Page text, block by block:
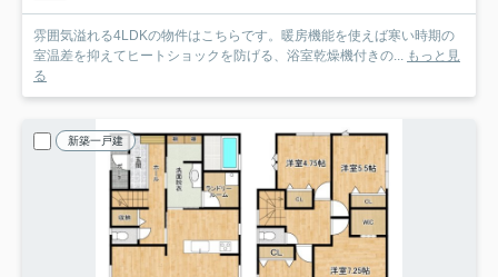
雰囲気溢れる4LDKの物件はこちらです。暖房機能を使えば寒い時期の
室温差を抑えてヒートショックを防げる、浴室乾燥機付きの... もっと見
る
新築一戸建